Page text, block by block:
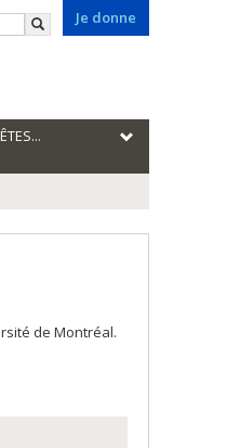
Je donne
Rechercher
de Montréal.